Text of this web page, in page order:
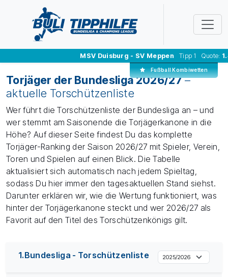
MSV Duisburg - SV MeppenTipp 1 Quote:1.45
Fußball Kombiwetten
Torjäger der Bundesliga 2026/27–
aktuelle Torschützenliste
Wer führt die Torschützenliste der Bundesliga an – und
wer stemmt am Saisonende die Torjägerkanone in die
Höhe? Auf dieser Seite findest Du das komplette
Torjäger-Ranking der Saison 2026/27 mit Spieler, Verein,
Toren und Spielen auf einen Blick. Die Tabelle
aktualisiert sich automatisch nach jedem Spieltag,
sodass Du hier immer den tagesaktuellen Stand siehst.
Darunter erklären wir, wie die Wertung funktioniert, was
hinter der Torjägerkanone steckt und wer 2026/27 als
Favorit auf den Titel des Torschützenkönigs gilt.
1.Bundesliga - Torschützenliste